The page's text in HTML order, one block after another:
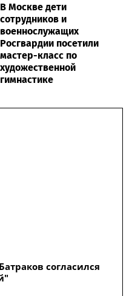
В Москве дети
сотрудников и
военнослужащих
Росгвардии посетили
мастер-класс по
художественной
гимнастике
согласился